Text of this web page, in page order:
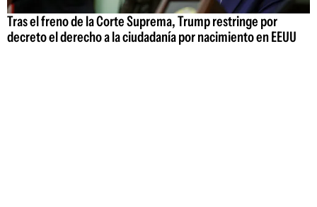
Tras el freno de la Corte Suprema, Trump restringe por
decreto el derecho a la ciudadanía por nacimiento en EEUU